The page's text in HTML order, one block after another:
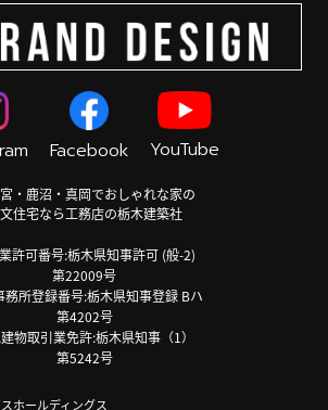
Facebook YouTube
・鹿沼・真岡でおしゃれな家の
住宅なら工務店の栃木建築社
許可番号:栃木県知事許可 (般-2)
第22009号
務所登録番号:栃木県知事登録 Bハ
第4202号
物取引業免許:栃木県知事（1）
第5242号
ホールディングス